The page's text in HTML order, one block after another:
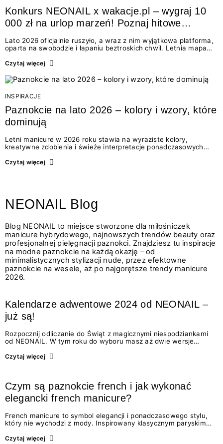
Konkurs NEONAIL x wakacje.pl – wygraj 10
000 zł na urlop marzeń! Poznaj hitowe
Lato 2026 oficjalnie ruszyło, a wraz z nim wyjątkowa platforma,
oparta na swobodzie i łapaniu beztroskich chwil. Letnia mapa
doświadczenia wakacji – od spontanicznych wyjazdów, przez
Motywem przewodnim jest eksplorowanie i kolekcjonowanie
letnich momentów. Z tej okazji przygotowaliśmy coś absolutnie
wyjątkowego: wielki konkurs z wakacje.pl oraz dawkę
najgorętszych trendów w...
Czytaj więcej
INSPIRACJE
Paznokcie na lato 2026 – kolory i wzory, które
dominują
Letni manicure w 2026 roku stawia na wyraziste kolory,
kreatywne zdobienia i świeże interpretacje ponadczasowych
energetycznych odcieni inspirowanych wakacjami, jak i
Czytaj więcej
NEONAIL Blog
Blog NEONAIL to miejsce stworzone dla miłośniczek
manicure hybrydowego, najnowszych trendów beauty oraz
profesjonalnej pielęgnacji paznokci. Znajdziesz tu inspiracje
na modne paznokcie na każdą okazję – od
minimalistycznych stylizacji nude, przez efektowne
paznokcie na wesele, aż po najgorętsze trendy manicure
2026.
Kalendarze adwentowe 2024 od NEONAIL –
już są!
Rozpocznij odliczanie do Świąt z magicznymi niespodziankami
od NEONAIL. W tym roku do wyboru masz aż dwie wersje
kosmetyków, które już znasz i tych, które dopiero odkryjesz.
Czytaj więcej
Czym są paznokcie french i jak wykonać
elegancki french manicure?
French manicure to symbol elegancji i ponadczasowego stylu,
który nie wychodzi z mody. Inspirowany klasycznym paryskim
i podczas wyjątkowych okazji. Dzięki nowoczesnym technikom
Czytaj więcej